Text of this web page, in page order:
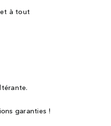
et à tout
garanties !